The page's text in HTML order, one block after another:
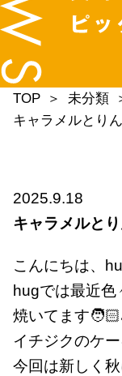
TOP
未分類
キャラメルとり
2025.9.18
キャラメルと
こんにちは、
hugでは最近色
焼いてます
イチジクのケ
今回は新しく